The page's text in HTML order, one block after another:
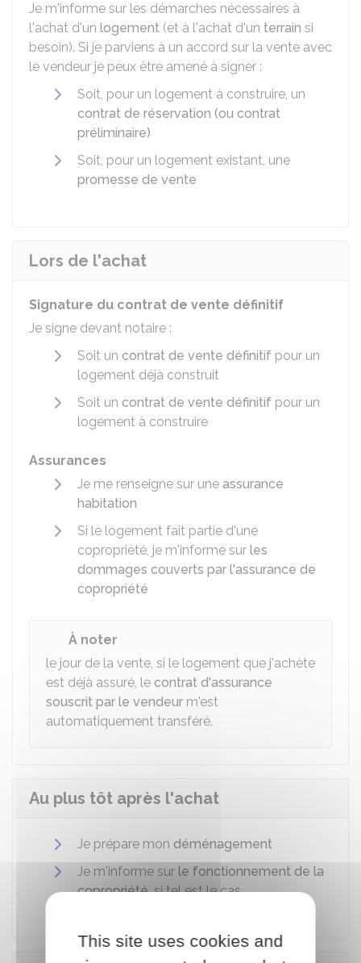
Je m'informe sur les démarches nécessaires à
l'achat d'un logement (et à l'achat d'un terrain si
besoin). Si je parviens à un accord sur la vente avec
le vendeur je peux être amené à signer :
Soit, pour un logement à construire, un
contrat de réservation (ou contrat
préliminaire)
Soit, pour un logement existant, une
promesse de vente
Lors de l'achat
Signature du contrat de vente définitif
Je signe devant notaire :
Soit un contrat de vente définitif pour un
logement déjà construit
Soit un contrat de vente définitif pour un
logement à construire
Assurances
Je me renseigne sur une assurance
habitation
Si le logement fait partie d'une
copropriété, je m'informe sur les
dommages couverts par l'assurance de
copropriété
À noter
le jour de la vente, si le logement que j'achète
est déjà assuré, le contrat d'assurance
souscrit par le vendeur m'est
automatiquement transféré.
Au plus tôt après l'achat
Je prépare mon déménagement
Je m'informe sur le fonctionnement de la
copropriété, si tel est le cas
This site uses cookies and